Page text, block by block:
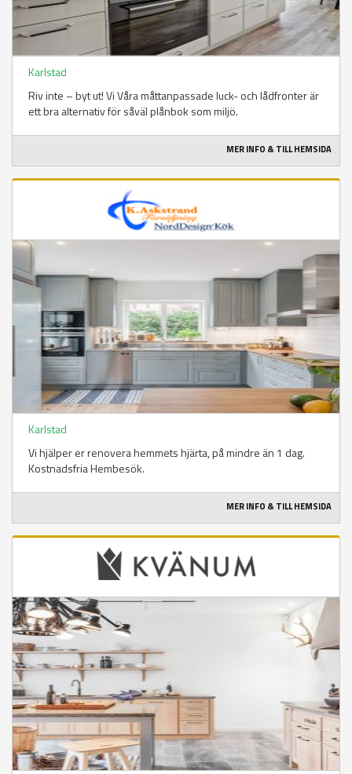
Karlstad
Riv inte – byt ut! Vi Våra måttanpassade luck- och lådfronter är
ett bra alternativ för såväl plånbok som miljö.
MER INFO & TILL HEMSIDA
Karlstad
Vi hjälper er renovera hemmets hjärta, på mindre än 1 dag.
Kostnadsfria Hembesök.
MER INFO & TILL HEMSIDA